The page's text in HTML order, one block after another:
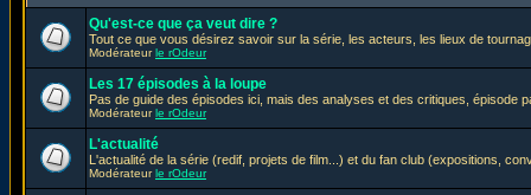
Qu'est-ce que ça veut dire ?
Tout ce que vous désirez savoir sur la série, les acteurs, les lieux de
Modérateurle rOdeur
Les 17 épisodes à la loupe
Pas de guide des épisodes ici, mais des analyses et des critiques, épisode
Modérateurle rOdeur
L'actualité
L'actualité de la série (redif, projets de film...) et du fan club (expositions,
Modérateurle rOdeur